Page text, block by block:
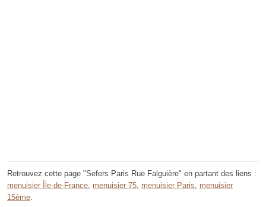
Retrouvez cette page "Sefers Paris Rue Falguière" en partant des liens :
menuisier Île-de-France menuisier 75 menuisier Paris
menuisier
15ème